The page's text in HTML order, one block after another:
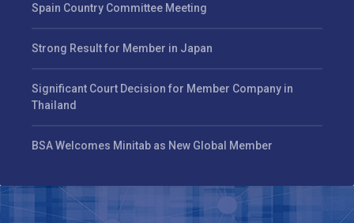
Spain Country Committee Meeting
Strong Result for Member in Japan
Significant Court Decision for Member Company in
Thailand
BSA Welcomes Minitab as New Global Member